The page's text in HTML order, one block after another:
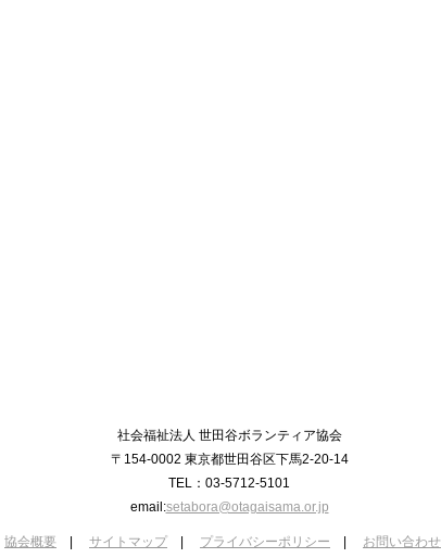
社会福祉法人 世田谷ボランティア協会
〒154-0002 東京都世田谷区下馬2-20-14
TEL：03-5712-5101
email:setabora@otagaisama.or.jp
協会概要 サイトマップ プライバシーポリシー お問い合わせ